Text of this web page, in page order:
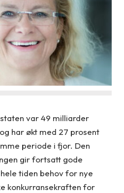
var 49 milliarder
har økt med 27 prosent
periode i fjor. Den
gir fortsatt gode
tiden behov for nye
konkurransekraften for